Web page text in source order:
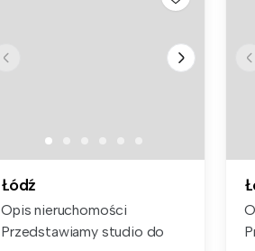
Łódź
Opis nieruchomości
Przedstawiamy studio do